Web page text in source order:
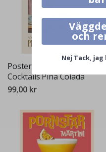
Poster - Klassiska
Cocktails Piña Colada
99,00 kr
och
Nej Tack,